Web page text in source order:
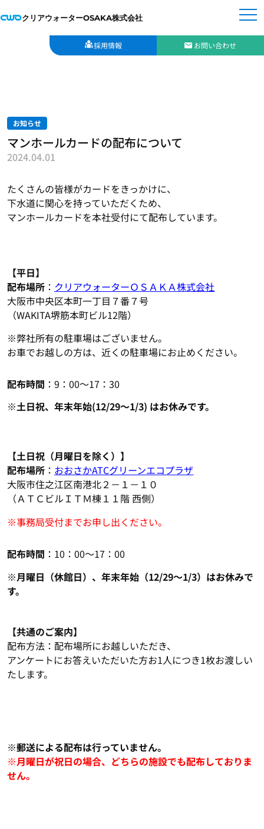
クリアウォーターOSAKA株式会社
採用情報 お問い合わせ
お知らせ
マンホールカードの配布について
2024.04.01
たくさんの皆様がカードをきっかけに、
下水道に関心を持っていただくため、
マンホールカードを本社受付にて配布しています。
【平日】
配布場所 ： クリアウォーターＯＳＡＫＡ株式会社
大阪市中央区本町一丁目７番７号
（WAKITA堺筋本町ビル12階）
※弊社所有の駐車場はございません。
お車でお越しの方は、近くの駐車場にお止めください。
配布時間 ：9：00～17：30
※土日祝、年末年始(12/29～1/3) はお休みです。
【土日祝（月曜日を除く）】
配布場所 ： おおさかATCグリーンエコプラザ
大阪市住之江区南港北２－１－１０
（ＡＴＣビルＩＴＭ棟１１階 西側）
※事務局受付までお申し出ください。
配布時間 ：10：00～17：00
※月曜日（休館日）、年末年始（12/29～1/3）はお休みで
す。
【共通のご案内】
配布方法：配布場所にお越しいただき、
アンケートにお答えいただいた方お1人につき1枚お渡しい
たします。
※郵送による配布は行っていません。
※月曜日が祝日の場合、どちらの施設でも配布しておりま
せん。